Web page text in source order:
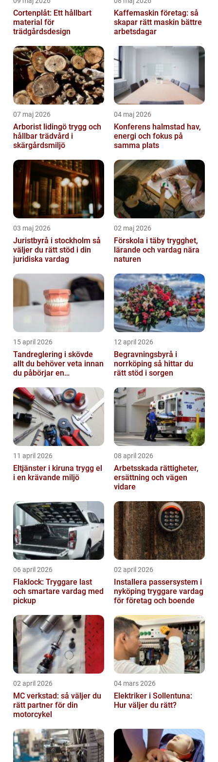
Cortenplåt: Ett hållbart
material för
trädgårdsdesign
Kaffemaskin företag: så
skapar rätt maskin bättre
arbetsdagar
07 maj 2026
Arborist lidingö trygg och
hållbar trädvård i
skärgårdsmiljö
04 maj 2026
Konferens halmstad hav,
energi och fokus på
samma plats
03 maj 2026
Juristbyrå i stockholm så
väljer du rätt stöd i din
juridiska vardag
02 maj 2026
Förskola i täby trygghet,
lärande och vardag nära
naturen
15 april 2026
Tandreglering i skövde
allt du behöver veta innan
du påbörjar en
12 april 2026
Begravningsbyrå i
norrköping så hittar du
rätt stöd i sorgen
11 april 2026
Eltjänster i kiruna trygg el
i en krävande miljö
08 april 2026
Arbetsskada rättigheter,
ersättning och vägen
vidare
06 april 2026
Flaklock: Tryggare last
och smartare vardag med
pickup
02 april 2026
Installera passersystem i
nyköping tryggare vardag
för företag och boende
02 april 2026
MC verkstad: så väljer du
rätt partner för din
motorcykel
04 mars 2026
Elektriker i Sollentuna:
Hur väljer du rätt?